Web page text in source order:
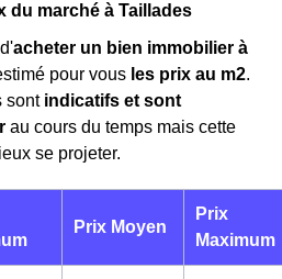
du marché à Taillades
acheter un bien immobilier à
pour vous les prix au m2.
sont indicatifs et sont
au cours du temps mais cette
se projeter.
Prix Moyen
Prix
Maximum